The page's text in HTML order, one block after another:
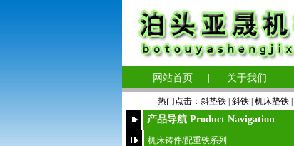
网站首页 关于我们
热门点击： 斜垫铁| 斜铁 | 机床垫铁|
产品导航 Product Navigation
机床铸件/配重铁系列